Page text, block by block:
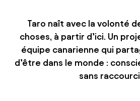
Taro naît avec la volonté
choses, à partir d’ici. Un
équipe canarienne qui
d’être dans le monde :
sans